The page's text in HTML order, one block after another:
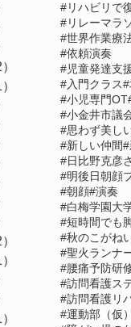
2件の記事
1件の記事
1件の記事
2件の記事
1件の記事
1件の記事
1件の記事
2件の記事
4件の記事
1件の記事
2件の記事
3件の記事
2件の記事
1件の記事
1件の記事
4件の記事
1件の記事
#リハビリで
#リレーマラ
#世界作業療
#依頼演奏
#入門クラス
#小児専門OT
#小金井市議
#思わず美し
#新しい仲間
#日比野克彦
#朝顔#演奏
#白梅学園大
#短時間でも
#秋のこがね
#聖火ランナ
#腰痛予防研
#運動部（仮）